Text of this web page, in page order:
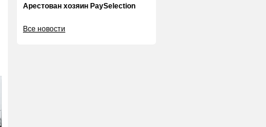
Арестован хозяин PaySelection
Все новости